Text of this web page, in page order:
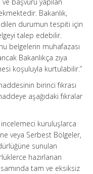
Bakanlık,
durumun tespiti için
talep edebilir.
belgelerin muhafazası
Bakanlıkça zıya
koşuluyla kurtulabilir.”
birinci fıkrası
aşağıdaki fıkralar
kuruluşlarca
veya Serbest Bölgeler,
sunulan
hazırlanan
tam ve eksiksiz